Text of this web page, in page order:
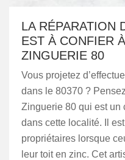
LA RÉPARATION
EST À CONFIER
ZINGUERIE 80
Vous projetez
dans le 80370 ?
Zinguerie 80 qui est un
dans cette localité. Il
propriétaires lorsque
leur toit en zinc. Cet